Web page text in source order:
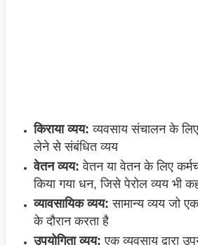
किराया व्यय: व्यवसाय संचालन के लिए
लेने से संबंधित व्यय
वेतन व्यय: वेतन या वेतन के लिए
किया गया धन, जिसे पेरोल व्यय भी
व्यावसायिक व्यय: सामान्य व्यय जो
के दौरान करता है
उपयोगिता व्यय: एक व्यवसाय द्वारा